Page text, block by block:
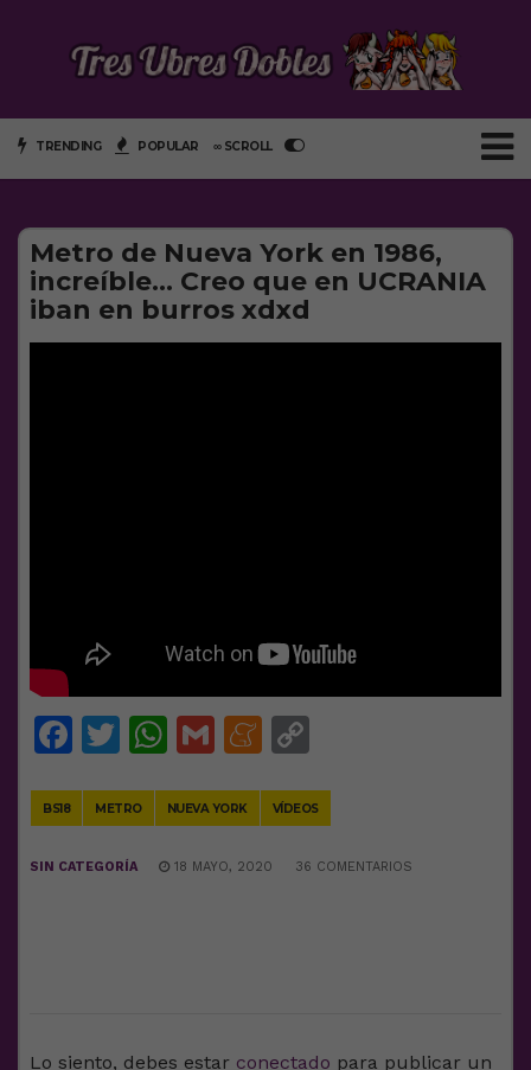
TRENDING POPULAR ∞ SCROLL
Metro de Nueva York en 1986,
increíble… Creo que en UCRANIA
iban en burros xdxd
Facebook
Twitter
WhatsApp
GmailMeneame
BS18 METRO NUEVA YORK VÍDEOS
SIN CATEGORÍA 18 MAYO, 2020 36 COMENTARIOS
Lo siento, debes estar conectado para publicar un